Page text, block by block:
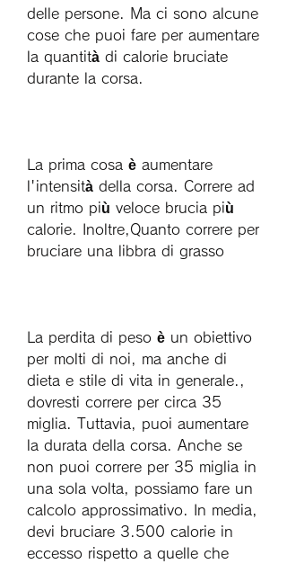
delle persone. Ma ci sono alcune
cose che puoi fare per aumentare
la quantità di calorie bruciate
durante la corsa.
La prima cosa è aumentare
l'intensità della corsa. Correre ad
un ritmo più veloce brucia più
calorie. Inoltre,Quanto correre per
bruciare una libbra di grasso
La perdita di peso è un obiettivo
per molti di noi, ma anche di
dieta e stile di vita in generale.,
dovresti correre per circa 35
miglia. Tuttavia, puoi aumentare
la durata della corsa. Anche se
non puoi correre per 35 miglia in
una sola volta, possiamo fare un
calcolo approssimativo. In media,
devi bruciare 3.500 calorie in
eccesso rispetto a quelle che